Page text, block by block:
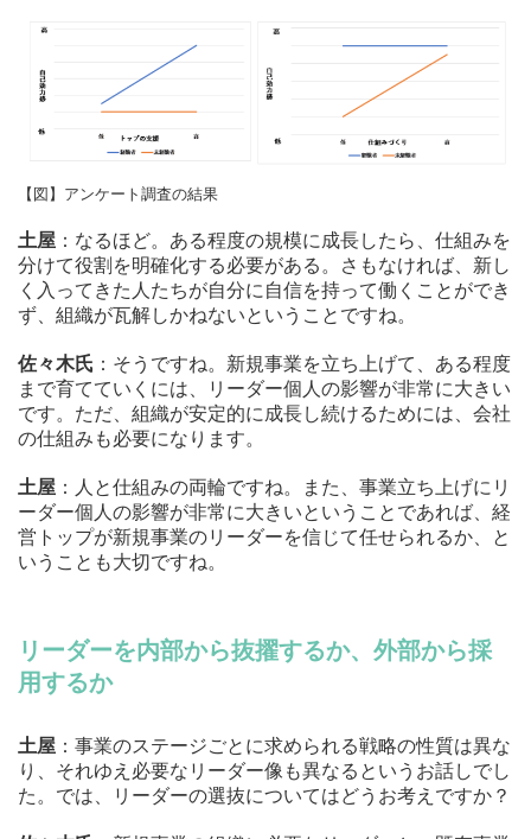
【図】アンケート調査の結果
土屋 ：なるほど。ある程度の規模に成長したら、仕組みを
分けて役割を明確化する必要がある。さもなければ、新し
く入ってきた人たちが自分に自信を持って働くことができ
ず、組織が瓦解しかねないということですね。
佐々木氏 ：そうですね。新規事業を立ち上げて、ある程度
まで育てていくには、リーダー個人の影響が非常に大きい
です。ただ、組織が安定的に成長し続けるためには、会社
の仕組みも必要になります。
土屋 ：人と仕組みの両輪ですね。また、事業立ち上げにリ
ーダー個人の影響が非常に大きいということであれば、経
営トップが新規事業のリーダーを信じて任せられるか、と
いうことも大切ですね。
リーダーを内部から抜擢するか、外部から採
用するか
土屋 ：事業のステージごとに求められる戦略の性質は異な
り、それゆえ必要なリーダー像も異なるというお話しでし
た。では、リーダーの選抜についてはどうお考えですか？